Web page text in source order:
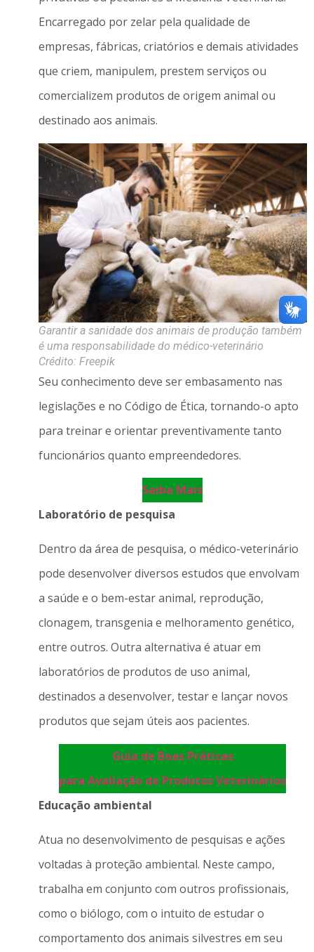
Encarregado por zelar pela qualidade de
empresas, fábricas, criatórios e demais atividades
que criem, manipulem, prestem serviços ou
comercializem produtos de origem animal ou
destinado aos animais.
Garantir a sanidade dos animais de produção também
é uma responsabilidade do médico-veterinário
Crédito: Freepik
Seu conhecimento deve ser embasamento nas
legislações e no Código de Ética, tornando-o apto
para treinar e orientar preventivamente tanto
funcionários quanto empreendedores.
Saiba Mais
Laboratório de pesquisa
Dentro da área de pesquisa, o médico-veterinário
pode desenvolver diversos estudos que envolvam
a saúde e o bem-estar animal, reprodução,
clonagem, transgenia e melhoramento genético,
entre outros. Outra alternativa é atuar em
laboratórios de produtos de uso animal,
destinados a desenvolver, testar e lançar novos
produtos que sejam úteis aos pacientes.
Guia de Boas Práticas
para Avaliação de Produtos Veterinários
Educação ambiental
Atua no desenvolvimento de pesquisas e ações
voltadas à proteção ambiental. Neste campo,
trabalha em conjunto com outros profissionais,
como o biólogo, com o intuito de estudar o
comportamento dos animais silvestres em seu